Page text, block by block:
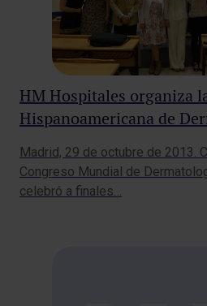
HM Hospitales organiza
Hispanoamericana de
Madrid, 29 de octubre de 2013.
Congreso Mundial de
celebró a finales…